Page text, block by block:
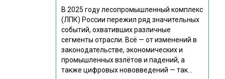
В 2025 году лесопромышленный комплекс
(ЛПК) России пережил ряд значительных
событий, охвативших различные
сегменты отрасли. Всё — от изменений в
законодательстве, экономических и
промышленных взлётов и падений, а
также цифровых нововведений — так...